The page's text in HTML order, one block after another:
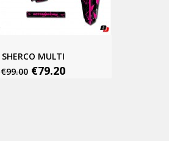
SHERCO MULTI
€99.00 €79.20